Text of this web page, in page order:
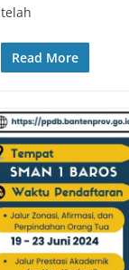
telah
Read More